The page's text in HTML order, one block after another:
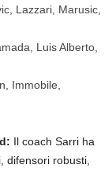
Lazzari, Marusic,
Luis Alberto,
Immobile,
Il coach Sarri ha
difensori robusti,